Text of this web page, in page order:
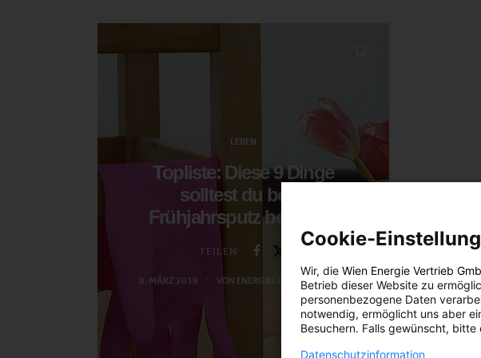
LEBEN
Topliste: Diese 9 Dinge
solltest du beim
Frühjahrsputz beachten
TEILEN
8. MÄRZ 2019 VON ENERGIELEBEN REDAKTION
Cookie-
Wir, die Wien Energie Vertrieb
Betrieb dieser Website zu
personenbezogene Daten
notwendig, ermöglicht uns aber
Besuchern. Falls gewünscht, bitte
Datenschutzinformation